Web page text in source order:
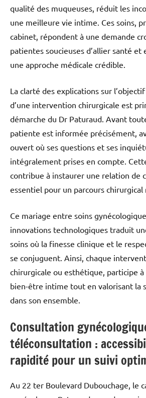
qualité des muqueuses, réduit les
une meilleure vie intime. Ces soins,
cabinet, répondent à une demande
patientes soucieuses d’allier santé et
une approche médicale crédible.
La clarté des explications sur
d’une intervention chirurgicale est
démarche du Dr Paturaud. Avant
patiente est informée précisément,
ouvert où ses questions et ses
intégralement prises en compte.
contribue à instaurer une relation de
essentiel pour un parcours chirurgical
Ce mariage entre soins
innovations technologiques traduit
soins où la finesse clinique et le
se conjuguent. Ainsi, chaque
chirurgicale ou esthétique, participe
bien-être intime tout en valorisant la
dans son ensemble.
Consultation
téléconsultation :
rapidité pour un suivi
Au 22 ter Boulevard Dubouchage, le